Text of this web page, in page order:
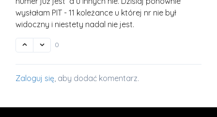
wysłałam PIT - 11 koleżance u której nr nie był
widoczny i niestety nadal nie jest.
0
Zaloguj się, aby dodać komentarz.